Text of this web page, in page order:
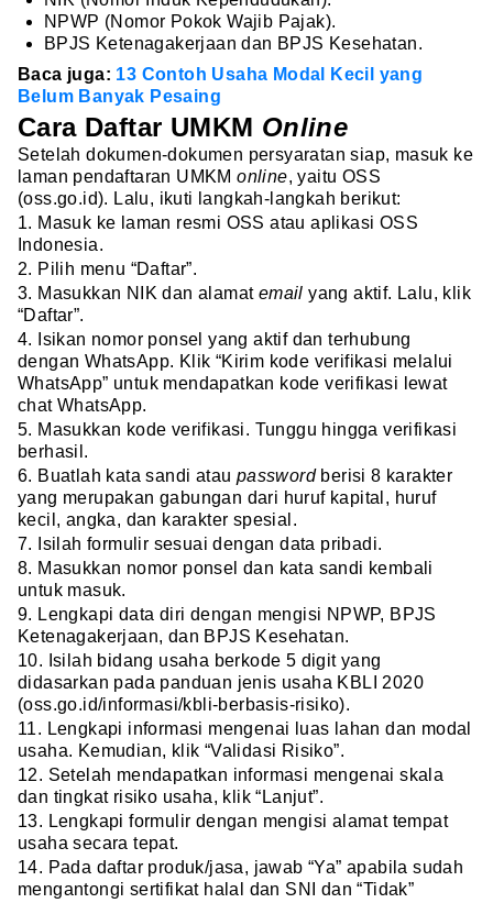
NPWP (Nomor Pokok Wajib Pajak).
BPJS Ketenagakerjaan dan BPJS Kesehatan.
Baca juga: 13 Contoh Usaha Modal Kecil yang
Belum Banyak Pesaing
Cara Daftar UMKM Online
Setelah dokumen-dokumen persyaratan siap, masuk ke
laman pendaftaran UMKMonline, yaitu OSS
(oss.go.id). Lalu, ikuti langkah-langkah berikut:
1. Masuk ke laman resmi OSS atau aplikasi OSS
Indonesia.
2. Pilih menu “Daftar”.
3. Masukkan NIK dan alamat email yang aktif. Lalu, klik
“Daftar”.
4. Isikan nomor ponsel yang aktif dan terhubung
dengan WhatsApp. Klik “Kirim kode verifikasi melalui
WhatsApp” untuk mendapatkan kode verifikasi lewat
chat WhatsApp.
5. Masukkan kode verifikasi. Tunggu hingga verifikasi
berhasil.
6. Buatlah kata sandi atau passwordberisi 8 karakter
yang merupakan gabungan dari huruf kapital, huruf
kecil, angka, dan karakter spesial.
7. Isilah formulir sesuai dengan data pribadi.
8. Masukkan nomor ponsel dan kata sandi kembali
untuk masuk.
9. Lengkapi data diri dengan mengisi NPWP, BPJS
Ketenagakerjaan, dan BPJS Kesehatan.
10. Isilah bidang usaha berkode 5 digit yang
didasarkan pada panduan jenis usaha KBLI 2020
(oss.go.id/informasi/kbli-berbasis-risiko).
11. Lengkapi informasi mengenai luas lahan dan modal
usaha. Kemudian, klik “Validasi Risiko”.
12. Setelah mendapatkan informasi mengenai skala
dan tingkat risiko usaha, klik “Lanjut”.
13. Lengkapi formulir dengan mengisi alamat tempat
usaha secara tepat.
14. Pada daftar produk/jasa, jawab “Ya” apabila sudah
mengantongi sertifikat halal dan SNI dan “Tidak”